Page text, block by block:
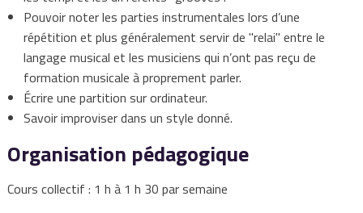
Pouvoir noter les parties instrumentales lors d’une
répétition et plus généralement servir de "relai" entre le
langage musical et les musiciens qui n’ont pas reçu de
formation musicale à proprement parler.
Écrire une partition sur ordinateur.
Savoir improviser dans un style donné.
Organisation pédagogique
Cours collectif : 1 h à 1 h 30 par semaine